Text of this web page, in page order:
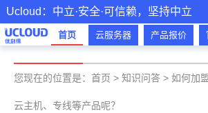
Ucloud：中立·安全·可信赖，坚持中立
首页 云服务器 产品报价
您现在的位置是： 首页 > 知识问答 > 如何加
云主机、专线等产品呢？